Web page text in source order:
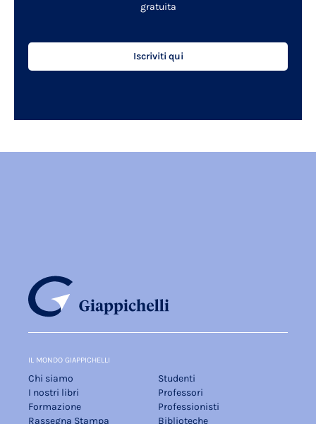
gratuita
Iscriviti qui
IL MONDO GIAPPICHELLI
Chi siamo
I nostri libri
Formazione
Rassegna Stampa
Studenti
Professori
Professionisti
Biblioteche